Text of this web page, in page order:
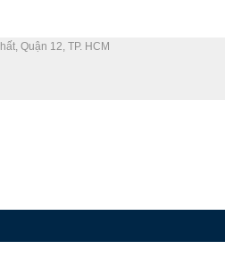
Quận 12, TP. HCM